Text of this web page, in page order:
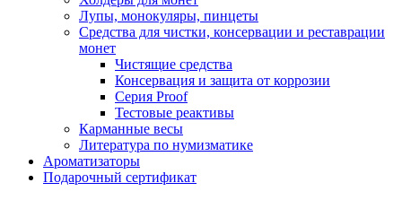
Лупы, монокуляры, пинцеты
Средства для чистки, консервации и реставрации
монет
Чистящие средства
Консервация и защита от коррозии
Серия Proof
Тестовые реактивы
Карманные весы
Литература по нумизматике
Ароматизаторы
Подарочный сертификат